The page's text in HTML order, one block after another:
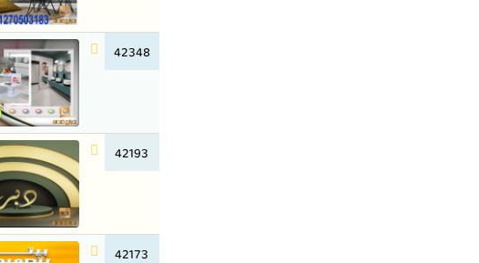
42348
42193
42173